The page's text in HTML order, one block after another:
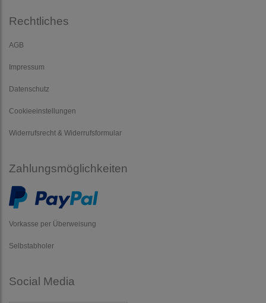
Rechtliches
AGB
Impressum
Datenschutz
Cookieeinstellungen
Widerrufsrecht & Widerrufsformular
Zahlungsmöglichkeiten
Vorkasse per Überweisung
Selbstabholer
Social Media